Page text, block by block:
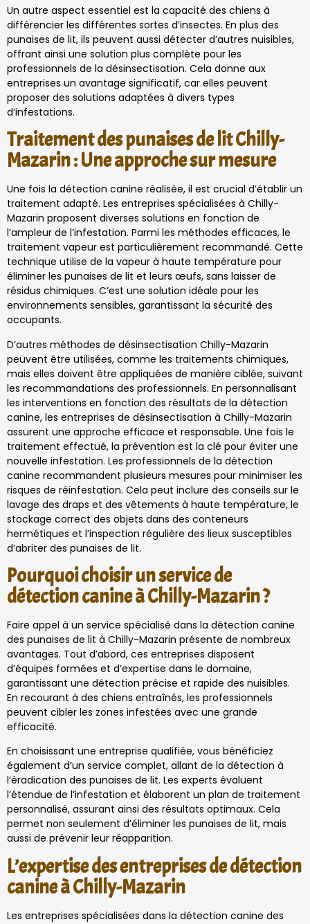
Un autre aspect essentiel est la capacité des chiens à
différencier les différentes sortes d’insectes. En plus des
punaises de lit, ils peuvent aussi détecter d’autres nuisibles,
offrant ainsi une solution plus complète pour les
professionnels de la désinsectisation. Cela donne aux
entreprises un avantage significatif, car elles peuvent
proposer des solutions adaptées à divers types
d’infestations.
Traitement des punaises de lit Chilly-
Mazarin : Une approche sur mesure
Une fois la détection canine réalisée, il est crucial d’établir un
traitement adapté. Les entreprises spécialisées à Chilly-
Mazarin proposent diverses solutions en fonction de
l’ampleur de l’infestation. Parmi les méthodes efficaces, le
traitement vapeur est particulièrement recommandé. Cette
technique utilise de la vapeur à haute température pour
éliminer les punaises de lit et leurs œufs, sans laisser de
résidus chimiques. C’est une solution idéale pour les
environnements sensibles, garantissant la sécurité des
occupants.
D’autres méthodes de désinsectisation Chilly-Mazarin
peuvent être utilisées, comme les traitements chimiques,
mais elles doivent être appliquées de manière ciblée, suivant
les recommandations des professionnels. En personnalisant
les interventions en fonction des résultats de la détection
canine, les entreprises de désinsectisation à Chilly-Mazarin
assurent une approche efficace et responsable. Une fois le
traitement effectué, la prévention est la clé pour éviter une
nouvelle infestation. Les professionnels de la détection
canine recommandent plusieurs mesures pour minimiser les
risques de réinfestation. Cela peut inclure des conseils sur le
lavage des draps et des vêtements à haute température, le
stockage correct des objets dans des conteneurs
hermétiques et l’inspection régulière des lieux susceptibles
d’abriter des punaises de lit.
Pourquoi choisir un service de
détection canine à Chilly-Mazarin ?
Faire appel à un service spécialisé dans la détection canine
des punaises de lit à Chilly-Mazarin présente de nombreux
avantages. Tout d’abord, ces entreprises disposent
d’équipes formées et d’expertise dans le domaine,
garantissant une détection précise et rapide des nuisibles.
En recourant à des chiens entraînés, les professionnels
peuvent cibler les zones infestées avec une grande
efficacité.
En choisissant une entreprise qualifiée, vous bénéficiez
également d’un service complet, allant de la détection à
l’éradication des punaises de lit. Les experts évaluent
l’étendue de l’infestation et élaborent un plan de traitement
personnalisé, assurant ainsi des résultats optimaux. Cela
permet non seulement d’éliminer les punaises de lit, mais
aussi de prévenir leur réapparition.
L’expertise des entreprises de détection
canine à Chilly-Mazarin
Les entreprises spécialisées dans la détection canine des